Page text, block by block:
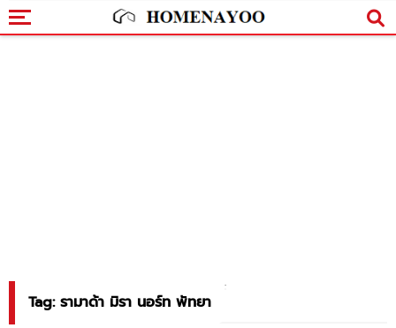
Tag: รามาด้า มิรา นอร์ท พัทยา